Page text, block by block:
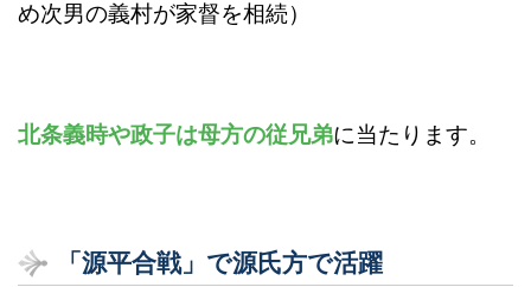
め次男の義村が家督を相続）
北条義時や政子は母方の従兄弟に当たります。
「源平合戦」で源氏方で活躍